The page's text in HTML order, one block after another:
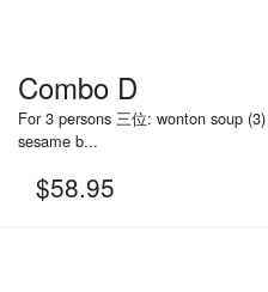
Combo D
For 3 persons 三位: wonton soup
sesame b...
$58.95